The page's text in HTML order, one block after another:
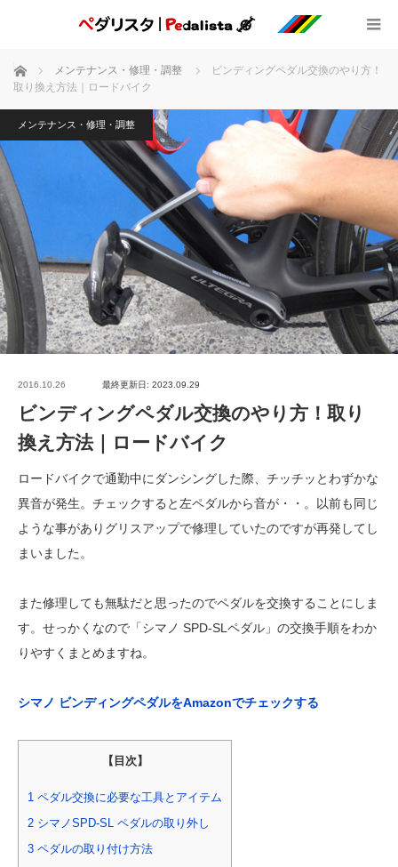
ホーム メンテナンス・修理・調整
ビンディングペダル交換のやり方！
取り換え方法｜ロードバイク
メンテナンス・修理・調整
2016.10.26 最終更新日: 2023.09.29
ビンディングペダル交換のやり方！取り
換え方法｜ロードバイク
ロードバイクで通勤中にダンシングした際、チッチッとわずかな
異音が発生。チェックすると左ペダルから音が・・。以前も同じ
ような事がありグリスアップで修理していたのですが再発してし
まいました。
また修理しても無駄だと思ったのでペダルを交換することにしま
す。せっかくなので「シマノ SPD-SLペダル」の交換手順をわか
りやすくまとめますね。
シマノ ビンディングペダルをAmazonでチェックする
【目次】
1 ペダル交換に必要な工具とアイテム
2 シマノSPD-SL ペダルの取り外し
3 ペダルの取り付け方法